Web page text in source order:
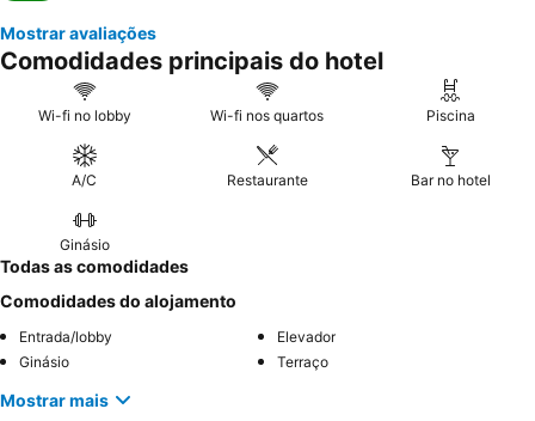
Mostrar avaliações
Comodidades principais do hotel
Wi-fi no lobby Wi-fi nos quartos Piscina
A/C Restaurante Bar no hotel
Ginásio
Todas as comodidades
Comodidades do alojamento
Entrada/lobby
Elevador
Ginásio
Terraço
Mostrar mais